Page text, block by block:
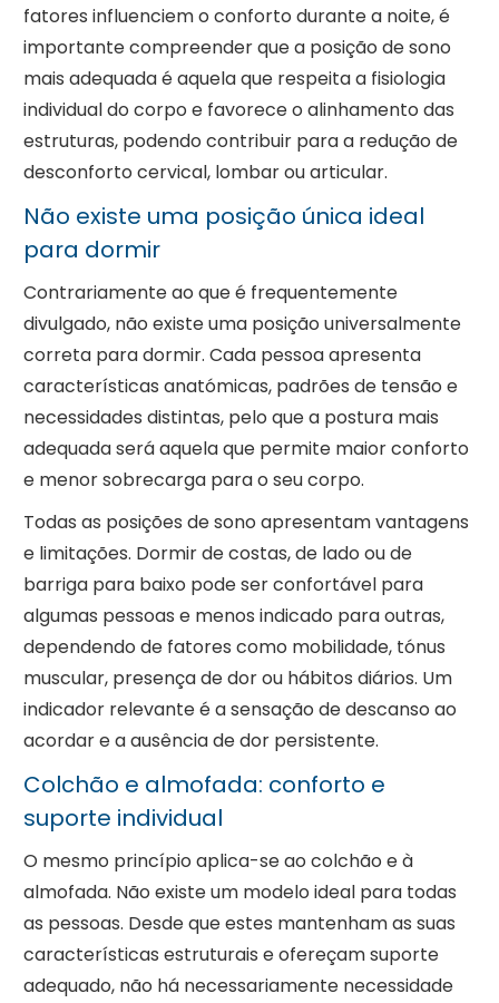
fatores influenciem o conforto durante a noite, é
importante compreender que a posição de sono
mais adequada é aquela que respeita a fisiologia
individual do corpo e favorece o alinhamento das
estruturas, podendo contribuir para a redução de
desconforto cervical, lombar ou articular.
Não existe uma posição única ideal
para dormir
Contrariamente ao que é frequentemente
divulgado, não existe uma posição universalmente
correta para dormir. Cada pessoa apresenta
características anatómicas, padrões de tensão e
necessidades distintas, pelo que a postura mais
adequada será aquela que permite maior conforto
e menor sobrecarga para o seu corpo.
Todas as posições de sono apresentam vantagens
e limitações. Dormir de costas, de lado ou de
barriga para baixo pode ser confortável para
algumas pessoas e menos indicado para outras,
dependendo de fatores como mobilidade, tónus
muscular, presença de dor ou hábitos diários. Um
indicador relevante é a sensação de descanso ao
acordar e a ausência de dor persistente.
Colchão e almofada: conforto e
suporte individual
O mesmo princípio aplica-se ao colchão e à
almofada. Não existe um modelo ideal para todas
as pessoas. Desde que estes mantenham as suas
características estruturais e ofereçam suporte
adequado, não há necessariamente necessidade